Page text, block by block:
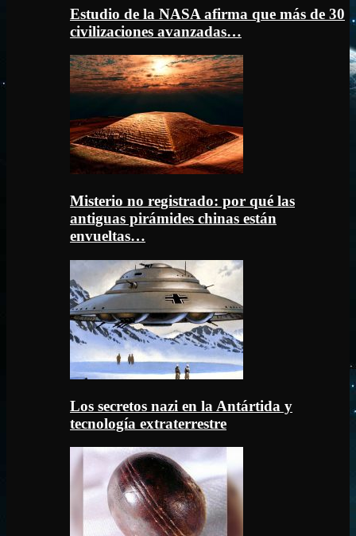
Estudio de la NASA afirma que más de 30
civilizaciones avanzadas…
Misterio no registrado: por qué las
antiguas pirámides chinas están
envueltas…
Los secretos nazi en la Antártida y
tecnología extraterrestre